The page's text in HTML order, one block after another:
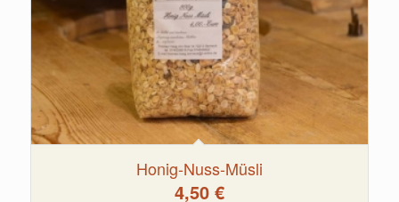
Honig-Nuss-Müsli
4,50 €